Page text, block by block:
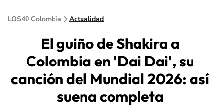
LOS40 Colombia Actualidad
El guiño de Shakira a
Colombia en 'Dai Dai', su
canción del Mundial 2026: así
suena completa